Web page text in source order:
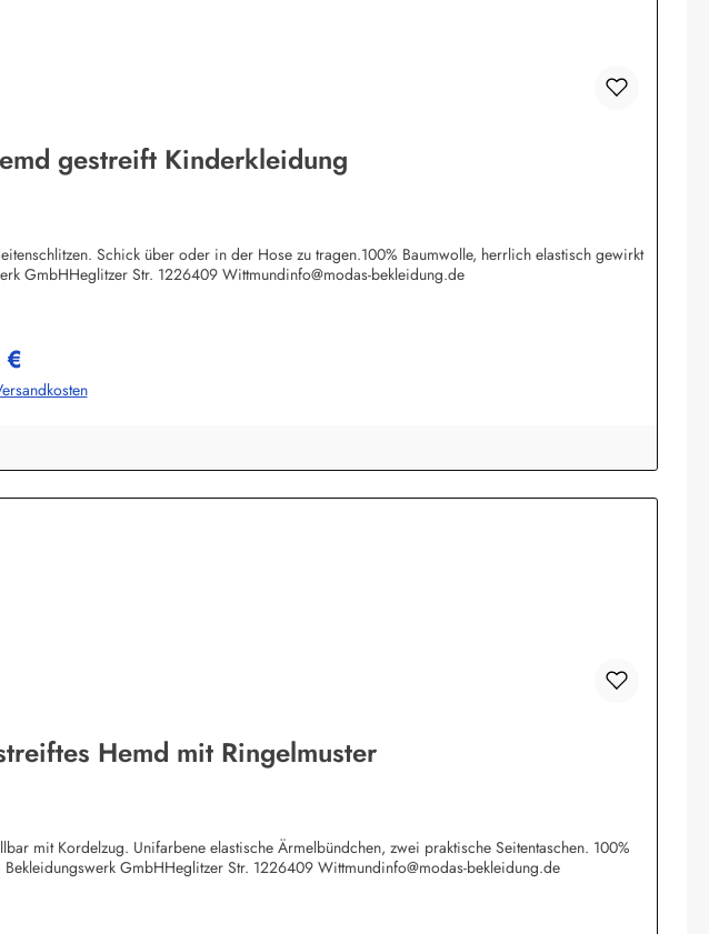
gestreift Kinderkleidung
Schick über oder in der Hose zu tragen.100% Baumwolle, herrlich elastisch gewirkt
GmbHHeglitzer Str. 1226409 Wittmundinfo@modas-bekleidung.de
€
Hemd mit Ringelmuster
mit Kordelzug. Unifarbene elastische Ärmelbündchen, zwei praktische Seitentaschen. 100%
GmbHHeglitzer Str. 1226409 Wittmundinfo@modas-bekleidung.de